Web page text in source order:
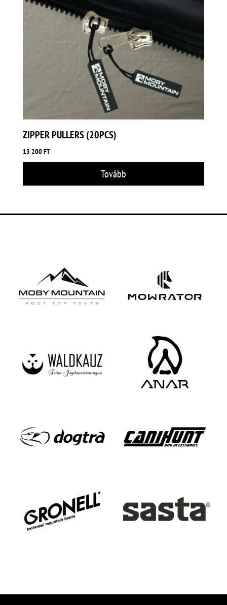
ZIPPER PULLERS (20PCS)
13 200FT
Tovább